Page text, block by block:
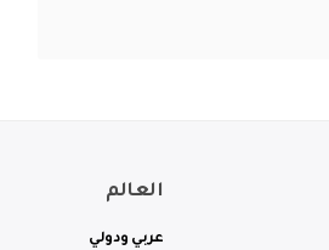
العالم
عربي ودولي